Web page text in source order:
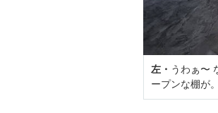
左・ うわぁ〜
ープンな棚が